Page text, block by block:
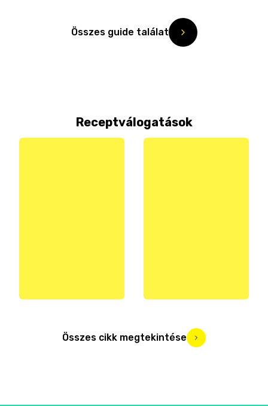
Összes guide találat
Receptválogatások
Összes cikk megtekintése